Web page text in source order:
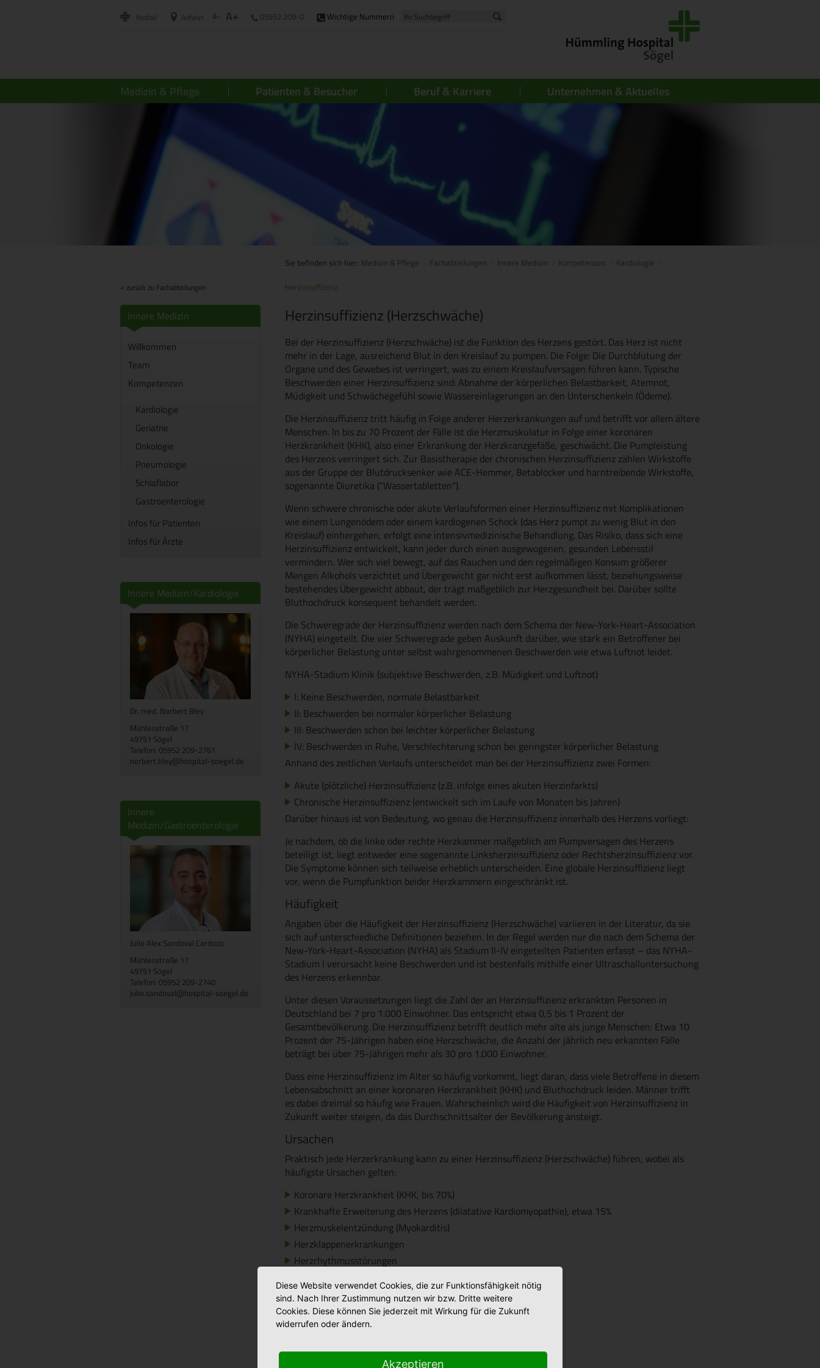
Notfall Anfahrt A- A+ 05952 209-0 Wichtige Nummern
Medizin & Pflege Patienten & Besucher Beruf & Karriere Unternehmen & Aktuelles
Sie befinden sich hier: Medizin & Pflege Fachabteilungen Innere Medizin Kompetenzen
Kardiologie
Herzinsuffizenz
< zurück zu Fachabteilungen
Innere Medizin
Willkommen
Team
Kompetenzen
Kardiologie
Geriatrie
Onkologie
Pneumologie
Schlaflabor
Gastroenterologie
Infos für Patienten
Infos für Ärzte
Innere Medizin/Kardiologie
Dr. med. Norbert Bley
Mühlenstraße 17
49751 Sögel
Telefon: 05952 209-2761
norbert.bley@hospital-soegel.de
Innere
Medizin/Gastroenterologie
Julio Alex Sandoval Cardozo
Mühlenstraße 17
49751 Sögel
Telefon: 05952 209-2740
julio.sandoval@hospital-soegel.de
Herzinsuffizienz (Herzschwäche)
Bei der Herzinsuffizienz (Herzschwäche) ist die Funktion des Herzens gestört. Das Herz ist nicht
mehr in der Lage, ausreichend Blut in den Kreislauf zu pumpen. Die Folge: Die Durchblutung der
Organe und des Gewebes ist verringert, was zu einem Kreislaufversagen führen kann. Typische
Beschwerden einer Herzinsuffizienz sind: Abnahme der körperlichen Belastbarkeit, Atemnot,
Müdigkeit und Schwächegefühl sowie Wassereinlagerungen an den Unterschenkeln (Ödeme).
Die Herzinsuffizienz tritt häufig in Folge anderer Herzerkrankungen auf und betrifft vor allem ältere
Menschen. In bis zu 70 Prozent der Fälle ist die Herzmuskulatur in Folge einer koronaren
Herzkrankheit (KHK), also einer Erkrankung der Herzkranzgefäße, geschwächt. Die Pumpleistung
des Herzens verringert sich. Zur Basistherapie der chronischen Herzinsuffizienz zählen Wirkstoffe
aus der Gruppe der Blutdrucksenker wie ACE-Hemmer, Betablocker und harntreibende Wirkstoffe,
sogenannte Diuretika ("Wassertabletten").
Wenn schwere chronische oder akute Verlaufsformen einer Herzinsuffizienz mit Komplikationen
wie einem Lungenödem oder einem kardiogenen Schock (das Herz pumpt zu wenig Blut in den
Kreislauf) einhergehen, erfolgt eine intensivmedizinische Behandlung. Das Risiko, dass sich eine
Herzinsuffizienz entwickelt, kann jeder durch einen ausgewogenen, gesunden Lebensstil
vermindern. Wer sich viel bewegt, auf das Rauchen und den regelmäßigen Konsum größerer
Mengen Alkohols verzichtet und Übergewicht gar nicht erst aufkommen lässt, beziehungsweise
bestehendes Übergewicht abbaut, der trägt maßgeblich zur Herzgesundheit bei. Darüber sollte
Bluthochdruck konsequent behandelt werden.
Die Schweregrade der Herzinsuffizienz werden nach dem Schema der New-York-Heart-Association
(NYHA) eingeteilt. Die vier Schweregrade geben Auskunft darüber, wie stark ein Betroffener bei
körperlicher Belastung unter selbst wahrgenommenen Beschwerden wie etwa Luftnot leidet.
NYHA-Stadium Klinik (subjektive Beschwerden, z.B. Müdigkeit und Luftnot)
I: Keine Beschwerden, normale Belastbarkeit
II: Beschwerden bei normaler körperlicher Belastung
III: Beschwerden schon bei leichter körperlicher Belastung
IV: Beschwerden in Ruhe, Verschlechterung schon bei geringster körperlicher Belastung
Anhand des zeitlichen Verlaufs unterscheidet man bei der Herzinsuffizienz zwei Formen:
Akute (plötzliche) Herzinsuffizienz (z.B. infolge eines akuten Herzinfarkts)
Chronische Herzinsuffizienz (entwickelt sich im Laufe von Monaten bis Jahren)
Darüber hinaus ist von Bedeutung, wo genau die Herzinsuffizienz innerhalb des Herzens vorliegt:
Je nachdem, ob die linke oder rechte Herzkammer maßgeblich am Pumpversagen des Herzens
beteiligt ist, liegt entweder eine sogenannte Linksherzinsuffizienz oder Rechtsherzinsuffizienz vor.
Die Symptome können sich teilweise erheblich unterscheiden. Eine globale Herzinsuffizienz liegt
vor, wenn die Pumpfunktion beider Herzkammern eingeschränkt ist.
Häufigkeit
Angaben über die Häufigkeit der Herzinsuffizienz (Herzschwäche) variieren in der Literatur, da sie
sich auf unterschiedliche Definitionen beziehen. In der Regel werden nur die nach dem Schema der
New-York-Heart-Association (NYHA) als Stadium II-IV eingeteilten Patienten erfasst – das NYHA-
Stadium I verursacht keine Beschwerden und ist bestenfalls mithilfe einer Ultraschalluntersuchung
des Herzens erkennbar.
Unter diesen Voraussetzungen liegt die Zahl der an Herzinsuffizienz erkrankten Personen in
Deutschland bei 7 pro 1.000 Einwohner. Das entspricht etwa 0,5 bis 1 Prozent der
Gesamtbevölkerung. Die Herzinsuffizienz betrifft deutlich mehr alte als junge Menschen: Etwa 10
Prozent der 75-Jährigen haben eine Herzschwäche, die Anzahl der jährlich neu erkannten Fälle
beträgt bei über 75-Jährigen mehr als 30 pro 1.000 Einwohner.
Dass eine Herzinsuffizienz im Alter so häufig vorkommt, liegt daran, dass viele Betroffene in diesem
Lebensabschnitt an einer koronaren Herzkrankheit (KHK) und Bluthochdruck leiden. Männer trifft
es dabei dreimal so häufig wie Frauen. Wahrscheinlich wird die Häufigkeit von Herzinsuffizienz in
Zukunft weiter steigen, da das Durchschnittsalter der Bevölkerung ansteigt.
Ursachen
Praktisch jede Herzerkrankung kann zu einer Herzinsuffizienz (Herzschwäche) führen, wobei als
häufigste Ursachen gelten:
Koronare Herzkrankheit (KHK, bis 70%)
Krankhafte Erweiterung des Herzens (dilatative Kardiomyopathie), etwa 15%
Herzmuskelentzündung (Myokarditis)
Herzklappenerkrankungen
Herzrhythmusstörungen
Angeborene und erworbene Herzfehler, Herzklappenfehler
Herzbeutelentzündung (Perikarditis)
Blutarmut (Anämie)
Risikofaktoren für eine Herzinsuffizienz
Diese Website verwendet Cookies, die zur Funktionsfähigkeit nötig
sind. Nach Ihrer Zustimmung nutzen wir bzw. Dritte weitere
Cookies. Diese können Sie jederzeit mit Wirkung für die Zukunft
widerrufen oder ändern.
Akzeptieren